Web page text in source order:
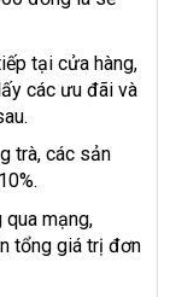
tại cửa hàng,
các ưu đãi và
trà, các sản
mạng,
tổng giá trị đơn